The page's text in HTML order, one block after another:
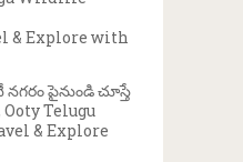
& Explore with
పైనుండి చూస్తే
Telugu
& Explore